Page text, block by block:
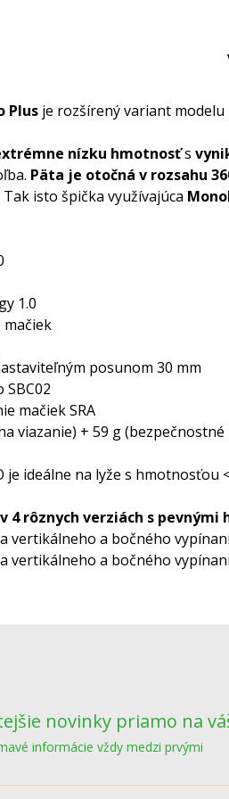
Plus je rozšírený variant modelu
nízku hmotnosťs
Päta je otočná v rozsahu
isto špička využívajúca
1.0
posunom 30 mm
mačiek SRA
viazanie) + 59 g
je ideálne na lyže s
v 4 rôznych verziách s
vertikálneho a bočného
vertikálneho a bočného
novinky priamo na
informácie vždy medzi prvými